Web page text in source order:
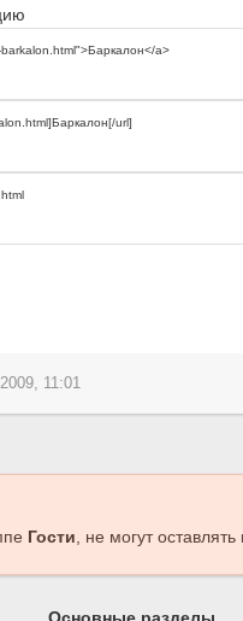
11:01
Гости, не могут